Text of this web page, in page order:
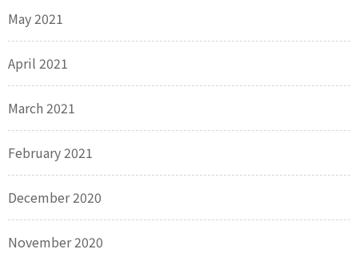
May 2021
April 2021
March 2021
February 2021
December 2020
November 2020